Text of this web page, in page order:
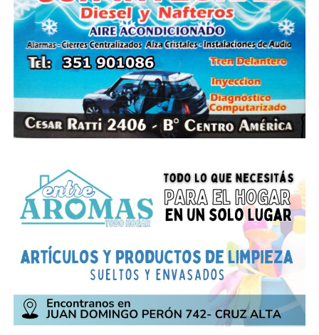
búsqueda activa de casos sospechosos de Covid-19,
continúan los Operativos del Programa Identificar.
Hoy se llevaron a cabo en las localidades de Marcos
Juárez (Marcos Juárez), Villa Dolores (San Javier), Oliva
(Tercero Arriba), Pampayasta (Tercero Arriba),
Oncativo (Río Segundo), Colazo (Río Segundo), Río
Cuarto (Río Cuarto), Cosquín (Punilla), y en diversas
instituciones y controles de accesos a la Provincia.
total 2.647 estudios, de los cuales 286 corresponden
a toma de muestra con hisopados (PCR) a quienes
tuvieron contacto estrecho con casos positivos o
presentaban síntomas y 2.361 a test serológicos en el
marco de muestreos poblacionales en esas zonas y
de controles a quienes ingresan al territorio
provincial. Las muestras de los hisopados están
siendo procesadas por el Laboratorio Central de la
Provincia.